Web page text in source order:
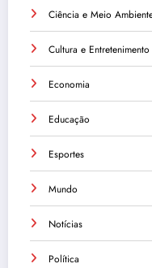
Ciência e Meio
Cultura e Entretenimento
Economia
Educação
Esportes
Mundo
Notícias
Política